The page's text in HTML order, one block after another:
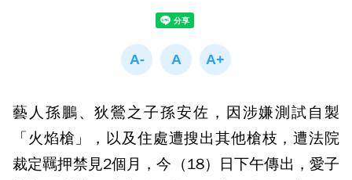
藝人孫鵬、狄鶯之子孫安佐，因涉嫌測試自製
「火焰槍」，以及住處遭搜出其他槍枝，遭法院
裁定羈押禁見2個月，今（18）日下午傳出，愛子